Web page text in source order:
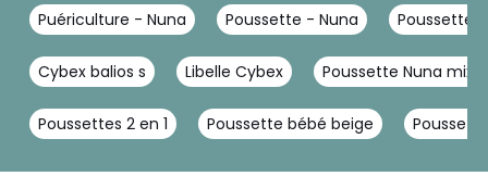
Puériculture - Nuna Poussette - Nuna Poussette
Cybex balios s Libelle Cybex Poussette Nuna mixx
Poussettes 2 en 1 Poussette bébé beige